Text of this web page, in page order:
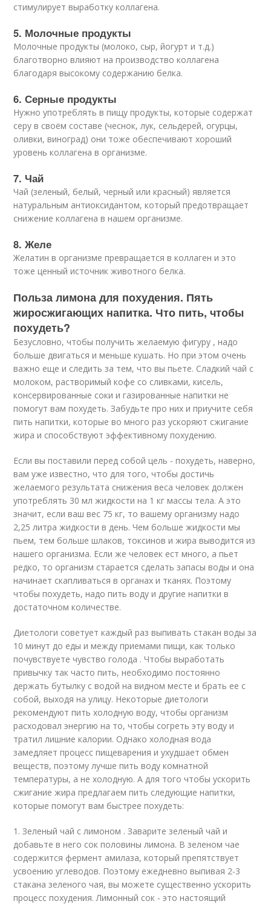
стимулирует выработку коллагена.
5. Молочные продукты
Молочные продукты (молоко, сыр, йогурт и т.д.)
благотворно влияют на производство коллагена
благодаря высокому содержанию белка.
6. Серные продукты
Нужно употреблять в пищу продукты, которые содержат
серу в своём составе (чеснок, лук, сельдерей, огурцы,
оливки, виноград) они тоже обеспечивают хороший
уровень коллагена в организме.
7. Чай
Чай (зеленый, белый, черный или красный) является
натуральным антиоксидантом, который предотвращает
снижение коллагена в нашем организме.
8. Желе
Желатин в организме превращается в коллаген и это
тоже ценный источник животного белка.
Польза лимона для похудения. Пять
жиросжигающих напитка. Что пить, чтобы
похудеть?
Безусловно, чтобы получить желаемую фигуру , надо
больше двигаться и меньше кушать. Но при этом очень
важно еще и следить за тем, что вы пьете. Сладкий чай с
молоком, растворимый кофе со сливками, кисель,
консервированные соки и газированные напитки не
помогут вам похудеть. Забудьте про них и приучите себя
пить напитки, которые во много раз ускоряют сжигание
жира и способствуют эффективному похудению.
Если вы поставили перед собой цель - похудеть, наверно,
вам уже известно, что для того, чтобы достичь
желаемого результата снижения веса человек должен
употреблять 30 мл жидкости на 1 кг массы тела. А это
значит, если ваш вес 75 кг, то вашему организму надо
2,25 литра жидкости в день. Чем больше жидкости мы
пьем, тем больше шлаков, токсинов и жира выводится из
нашего организма. Если же человек ест много, а пьет
редко, то организм старается сделать запасы воды и она
начинает скапливаться в органах и тканях. Поэтому
чтобы похудеть, надо пить воду и другие напитки в
достаточном количестве.
Диетологи советует каждый раз выпивать стакан воды за
10 минут до еды и между приемами пищи, как только
почувствуете чувство голода . Чтобы выработать
привычку так часто пить, необходимо постоянно
держать бутылку с водой на видном месте и брать ее с
собой, выходя на улицу. Некоторые диетологи
рекомендуют пить холодную воду, чтобы организм
расходовал энергию на то, чтобы согреть эту воду и
тратил лишние калории. Однако холодная вода
замедляет процесс пищеварения и ухудшает обмен
веществ, поэтому лучше пить воду комнатной
температуры, а не холодную. А для того чтобы ускорить
сжигание жира предлагаем пить следующие напитки,
которые помогут вам быстрее похудеть:
1. Зеленый чай с лимоном . Заварите зеленый чай и
добавьте в него сок половины лимона. В зеленом чае
содержится фермент амилаза, который препятствует
усвоению углеводов. Поэтому ежедневно выпивая 2-3
стакана зеленого чая, вы можете существенно ускорить
процесс похудения. Лимонный сок - это настоящий